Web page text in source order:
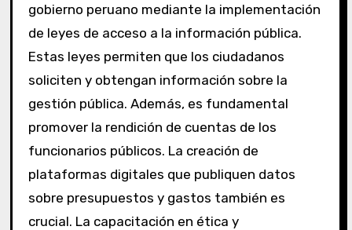
gobierno peruano mediante la implementación
de leyes de acceso a la información pública.
Estas leyes permiten que los ciudadanos
soliciten y obtengan información sobre la
gestión pública. Además, es fundamental
promover la rendición de cuentas de los
funcionarios públicos. La creación de
plataformas digitales que publiquen datos
sobre presupuestos y gastos también es
crucial. La capacitación en ética y